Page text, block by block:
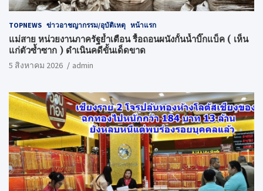
TOPNEWS ข่าวอาชญากรรม/อุบัติเหตุ หน้าแรก
แม่สาย หน่วยงานภาครัฐย้ำเตือน รื้อถอนผนังกั้นน้ำบิ๊กแบ็ค ( เห็น
แก่ตัวซ้ำซาก ) ดำเนินคดีขั้นเด็ดขาด
5 สิงหาคม 2026 admin